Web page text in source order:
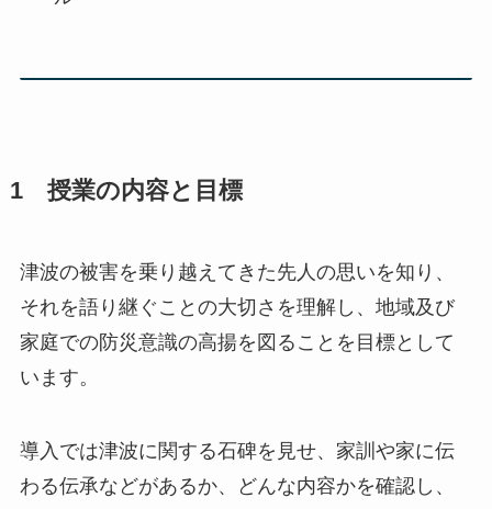
1 授業の内容と目標
津波の被害を乗り越えてきた先人の思いを知り、
それを語り継ぐことの大切さを理解し、地域及び
家庭での防災意識の高揚を図ることを目標として
います。
導入では津波に関する石碑を見せ、家訓や家に伝
わる伝承などがあるか、どんな内容かを確認し、